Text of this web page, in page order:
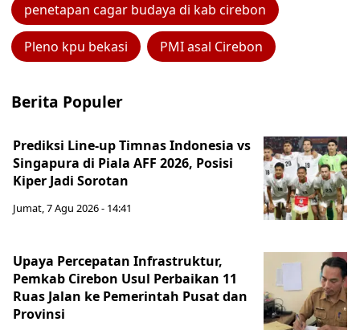
penetapan cagar budaya di kab cirebon
Pleno kpu bekasi PMI asal Cirebon
Berita Populer
Prediksi Line-up Timnas Indonesia vs
Singapura di Piala AFF 2026, Posisi
Kiper Jadi Sorotan
Jumat, 7 Agu 2026 - 14:41
Upaya Percepatan Infrastruktur,
Pemkab Cirebon Usul Perbaikan 11
Ruas Jalan ke Pemerintah Pusat dan
Provinsi